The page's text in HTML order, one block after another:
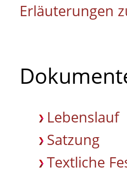
Erläuterungen
Lebenslauf
Satzung
Textliche